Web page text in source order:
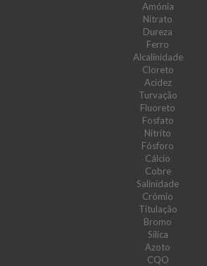
Amónia
Nitrato
Dureza
Ferro
Alcalinidade
Cloreto
Acidez
Turvação
Fluoreto
Fosfato
Nitrito
Fósforo
Cálcio
Cobre
Salinidade
Crómio
Titulação
Bromo
Sílica
Azoto
CQO